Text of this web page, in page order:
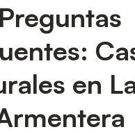
Preguntas
en